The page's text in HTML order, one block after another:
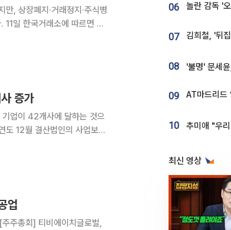
, 상장폐지·거래정지·주식병
증가
업이 42개사에 달하는 것으
업
06
07
08
09
10
최신 영상